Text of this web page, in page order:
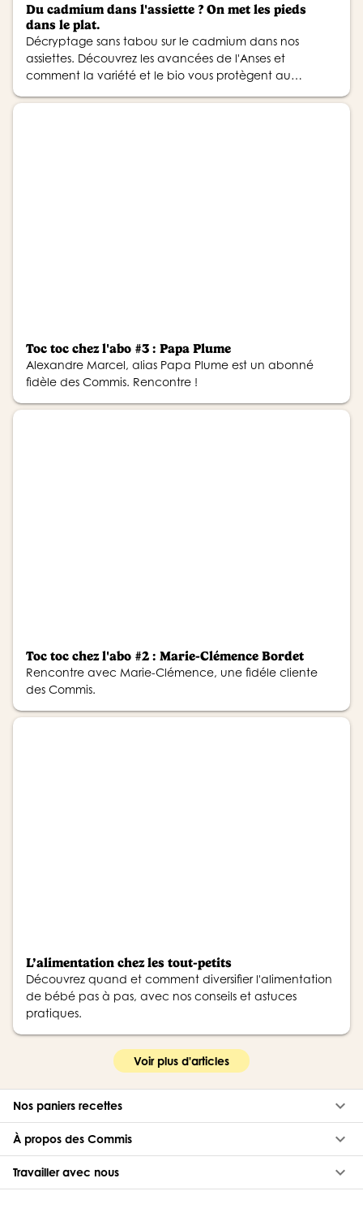
Du cadmium dans l'assiette ? On met les pieds
dans le plat.
Décryptage sans tabou sur le cadmium dans nos
assiettes. Découvrez les avancées de l'Anses et
comment la variété et le bio vous protègent au
Toc toc chez l'abo #3 : Papa Plume
Alexandre Marcel, alias Papa Plume est un abonné
fidèle des Commis. Rencontre !
Toc toc chez l'abo #2 : Marie-Clémence Bordet
Rencontre avec Marie-Clémence, une fidéle cliente
des Commis.
L’alimentation chez les tout-petits
Découvrez quand et comment diversifier l'alimentation
de bébé pas à pas, avec nos conseils et astuces
pratiques.
Voir plus d'articles
Nos paniers recettes keyboard_arrow_down
À propos des Commis keyboard_arrow_down
Travailler avec nous keyboard_arrow_down